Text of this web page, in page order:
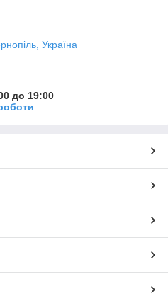
Україна
до 19:00